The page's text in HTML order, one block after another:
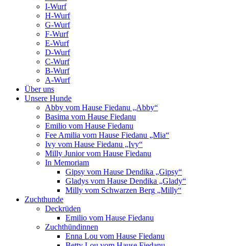
I-Wurf
H-Wurf
G-Wurf
F-Wurf
E-Wurf
D-Wurf
C-Wurf
B-Wurf
A-Wurf
Über uns
Unsere Hunde
Abby vom Hause Fiedanu „Abby“
Basima vom Hause Fiedanu
Emilio vom Hause Fiedanu
Fee Amilia vom Hause Fiedanu „Mia“
Ivy vom Hause Fiedanu „Ivy“
Milly Junior vom Hause Fiedanu
In Memoriam
Gipsy vom Hause Dendika „Gipsy“
Gladys vom Hause Dendika „Glady“
Milly vom Schwarzen Berg „Milly“
Zuchthunde
Deckrüden
Emilio vom Hause Fiedanu
Zuchthündinnen
Enna Lou vom Hause Fiedanu